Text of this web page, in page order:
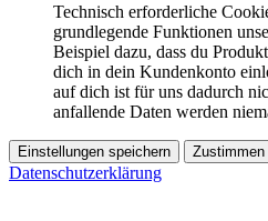
Technisch erforderliche
grundlegende Funktionen
Beispiel dazu, dass du
dich in dein Kundenkonto
auf dich ist für uns dadurch
anfallende Daten werden
Einstellungen speichern Zustimmen
Datenschutzerklärung